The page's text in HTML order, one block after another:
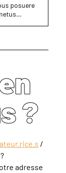
posuere
?
/
?
adresse